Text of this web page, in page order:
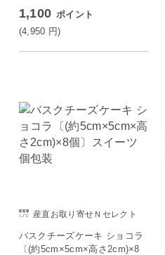
1,100 ポイント
(4,950 円)
産直お取り寄せＮセレクト
バスクチーズケーキ ショコラ
〔(約5cm×5cm×高さ2cm)×8